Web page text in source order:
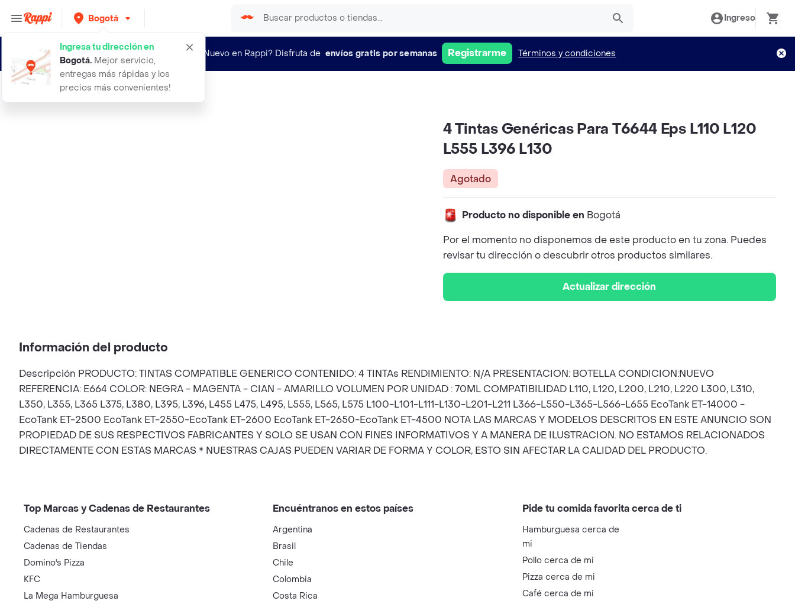
Bogotá
Ingresa tu dirección en
Bogotá. Mejor servicio,
entregas más rápidas y los
precios más convenientes!
Ingreso
¿Nuevo en Rappi? Disfruta de envíos gratis por semanas Registrarme Términos y condiciones
4 tintas genericas para t6644 eps l
4 Tintas Genéricas Para T6644 Eps L110 L120
L555 L396 L130
Agotado
Producto no disponible en Bogotá
Por el momento no disponemos de este producto en tu zona. Puedes
revisar tu dirección o descubrir otros productos similares.
Actualizar dirección
Información del producto
Descripción PRODUCTO: TINTAS COMPATIBLE GENERICO CONTENIDO: 4 TINTAs RENDIMIENTO: N/A PRESENTACION: BOTELLA CONDICION:NUEVO
REFERENCIA: E664 COLOR: NEGRA - MAGENTA - CIAN - AMARILLO VOLUMEN POR UNIDAD : 70ML COMPATIBILIDAD L110, L120, L200, L210, L220 L300, L310,
L350, L355, L365 L375, L380, L395, L396, L455 L475, L495, L555, L565, L575 L100-L101-L111-L130-L201-L211 L366-L550-L365-L566-L655 EcoTank ET-14000 -
EcoTank ET-2500 EcoTank ET-2550-EcoTank ET-2600 EcoTank ET-2650-EcoTank ET-4500 NOTA LAS MARCAS Y MODELOS DESCRITOS EN ESTE ANUNCIO SON
PROPIEDAD DE SUS RESPECTIVOS FABRICANTES Y SOLO SE USAN CON FINES INFORMATIVOS Y A MANERA DE ILUSTRACION. NO ESTAMOS RELACIONADOS
DIRECTAMENTE CON ESTAS MARCAS * NUESTRAS CAJAS PUEDEN VARIAR DE FORMA Y COLOR, ESTO SIN AFECTAR LA CALIDAD DEL PRODUCTO.
Top Marcas y Cadenas de Restaurantes
Cadenas de Restaurantes
Cadenas de Tiendas
Domino's Pizza
KFC
La Mega Hamburguesa
Encuéntranos en estos países
Argentina
Brasil
Chile
Colombia
Costa Rica
Pide tu comida favorita cerca de ti
Hamburguesa cerca de
mi
Pollo cerca de mi
Pizza cerca de mi
Café cerca de mi